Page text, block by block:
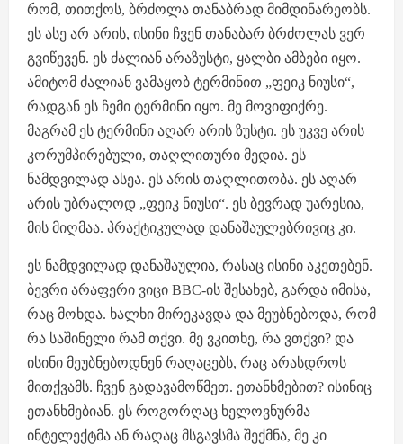
რომ, თითქოს, ბრძოლა თანაბრად მიმდინარეობს.
ეს ასე არ არის, ისინი ჩვენ თანაბარ ბრძოლას ვერ
გვიწევენ. ეს ძალიან არაზუსტი, ყალბი ამბები იყო.
ამიტომ ძალიან ვამაყობ ტერმინით „ფეიკ ნიუსი“,
რადგან ეს ჩემი ტერმინი იყო. მე მოვიფიქრე.
მაგრამ ეს ტერმინი აღარ არის ზუსტი. ეს უკვე არის
კორუმპირებული, თაღლითური მედია. ეს
ნამდვილად ასეა. ეს არის თაღლითობა. ეს აღარ
არის უბრალოდ „ფეიკ ნიუსი“. ეს ბევრად უარესია,
მის მიღმაა. პრაქტიკულად დანაშაულებრივიც კი.
ეს ნამდვილად დანაშაულია, რასაც ისინი აკეთებენ.
ბევრი არაფერი ვიცი BBC-ის შესახებ, გარდა იმისა,
რაც მოხდა. ხალხი მირეკავდა და მეუბნებოდა, რომ
რა საშინელი რამ თქვი. მე ვკითხე, რა ვთქვი? და
ისინი მეუბნებოდნენ რაღაცებს, რაც არასდროს
მითქვამს. ჩვენ გადავამოწმეთ. ეთანხმებით? ისინიც
ეთანხმებიან. ეს როგორღაც ხელოვნურმა
ინტელექტმა ან რაღაც მსგავსმა შექმნა, მე კი